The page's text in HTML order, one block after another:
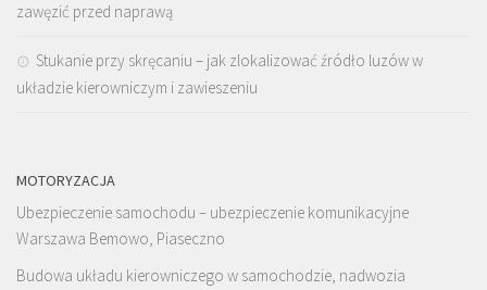
zawęzić przed naprawą
Stukanie przy skręcaniu – jak zlokalizować źródło luzów w
układzie kierowniczym i zawieszeniu
MOTORYZACJA
Ubezpieczenie samochodu – ubezpieczenie komunikacyjne
Warszawa Bemowo, Piaseczno
Budowa układu kierowniczego w samochodzie, nadwozia